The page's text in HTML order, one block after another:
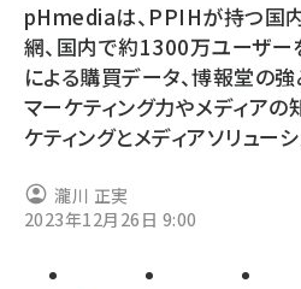
yahoo (1901)
楽天 (1871)
ecbeing (1207)
base (1077)
pHmediaは、PPIHが持つ国
網、国内で約1300万ユーザー
による購買データ、博報堂の
マーケティング力やメディア
ケティングとメディアソリュー
瀧川 正実
2023年12月26日 9:00